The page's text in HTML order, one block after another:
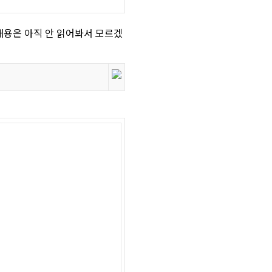
은 아직 안 읽어봐서 모르겠